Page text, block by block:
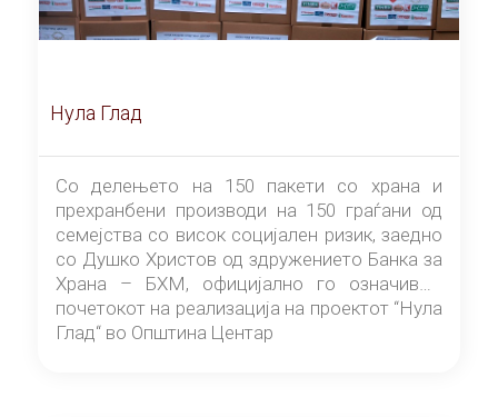
Нула Глад
Со делењето на 150 пакети со храна и
прехранбени производи на 150 граѓани од
семејства со висок социјален ризик, заедно
со Душко Христов од здружението Банка за
Храна – БХМ, официјално го означивме
почетокот на реализација на проектот “Нула
Глад“ во Општина Центар